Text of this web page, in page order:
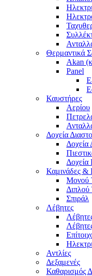
Θερμαντικά
Akan
Panel
Καυστήρες
Αερίου
Δοχεία
Δοχεία
Καμινάδες
Μονού
Διπλού
Σπιράλ
Λέβητες
Αντλίες
Δεξαμενές
Καθαρισμός